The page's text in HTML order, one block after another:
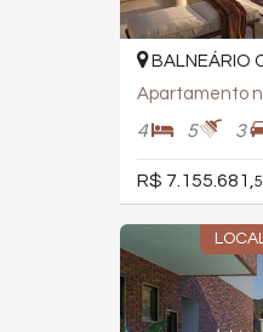
BALNEÁRIO
4 5 3
R$ 7.155.681,